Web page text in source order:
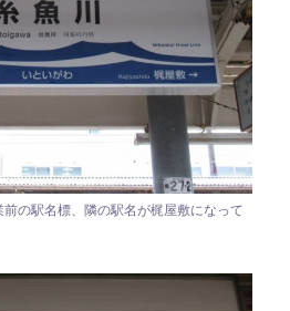
の駅名標、隣の駅名が梶屋敷になって